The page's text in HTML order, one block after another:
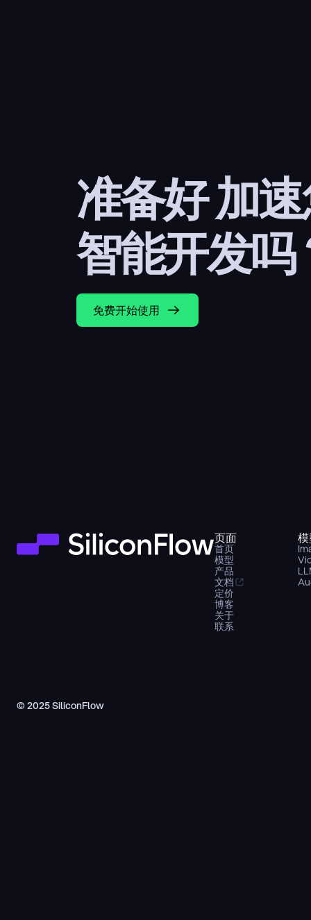
准备好 加
智能开发吗
免费开始使用
页面
首页
模型
产品
文档
定价
博客
关于
联系
© 2025 SiliconFlow